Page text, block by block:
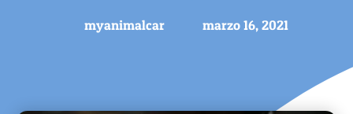
myanimalcar marzo 16, 2021